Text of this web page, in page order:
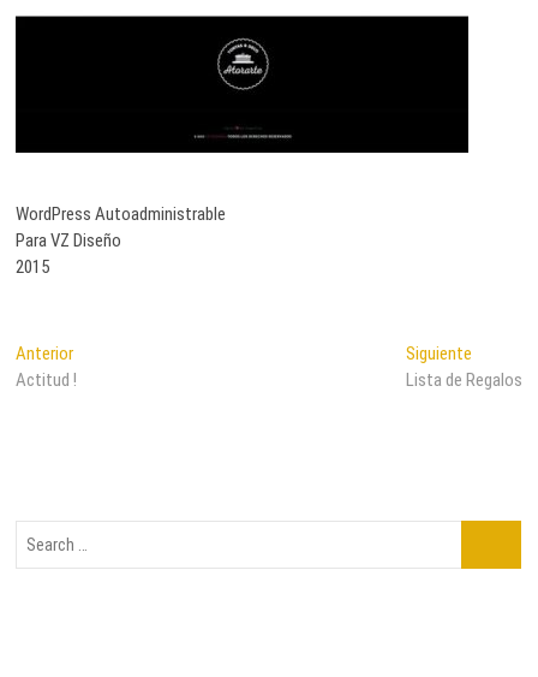
WordPress Autoadministrable
Para VZ Diseño
2015
Navegación
de
AnteriorEntrada
anterior:
Actitud !
SiguienteEntrada
siguiente:
Lista de Regalos